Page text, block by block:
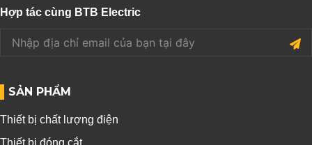
Hợp tác cùng BTB Electric
SẢN PHẨM
Thiết bị chất lượng điện